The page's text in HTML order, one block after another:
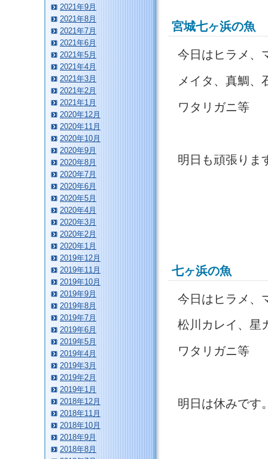
宮城七ヶ浜の魚
今日はヒラメ、
メイタ、真鯛、
ワタリガニ等
明日も頑張りま
七ヶ浜の魚
今日はヒラメ、
松川カレイ、星
ワタリガニ等
明日は休みです
2021年9月
2021年8月
2021年7月
2021年6月
2021年5月
2021年4月
2021年3月
2021年2月
2021年1月
2020年12月
2020年11月
2020年10月
2020年9月
2020年8月
2020年7月
2020年6月
2020年5月
2020年4月
2020年3月
2020年2月
2020年1月
2019年12月
2019年11月
2019年10月
2019年9月
2019年8月
2019年7月
2019年6月
2019年5月
2019年4月
2019年3月
2019年2月
2019年1月
2018年12月
2018年11月
2018年10月
2018年9月
2018年8月